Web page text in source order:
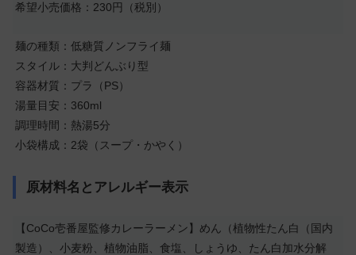
希望小売価格：230円（税別）
麺の種類：低糖質ノンフライ麺
スタイル：大判どんぶり型
容器材質：プラ（PS）
湯量目安：360ml
調理時間：熱湯5分
小袋構成：2袋（スープ・かやく）
原材料名とアレルギー表示
【CoCo壱番屋監修カレーラーメン】めん（植物性たん白（国内
製造）、小麦粉、植物油脂、食塩、しょうゆ、たん白加水分解